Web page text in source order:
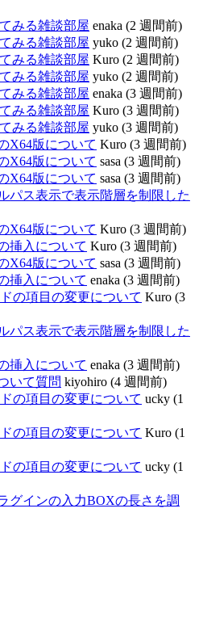
みる雑談部屋 enaka (2 週間前)
みる雑談部屋 yuko (2 週間前)
みる雑談部屋 Kuro (2 週間前)
みる雑談部屋 yuko (2 週間前)
みる雑談部屋 enaka (3 週間前)
みる雑談部屋 Kuro (3 週間前)
みる雑談部屋 yuko (3 週間前)
X64版について Kuro (3 週間前)
X64版について sasa (3 週間前)
X64版について sasa (3 週間前)
パス表示で表示階層を制限した
X64版について Kuro (3 週間前)
挿入について Kuro (3 週間前)
X64版について sasa (3 週間前)
挿入について enaka (3 週間前)
の項目の変更について Kuro (3
パス表示で表示階層を制限した
挿入について enaka (3 週間前)
いて質問 kiyohiro (4 週間前)
の項目の変更について ucky (1
の項目の変更について Kuro (1
の項目の変更について ucky (1
グインの入力BOXの長さを調